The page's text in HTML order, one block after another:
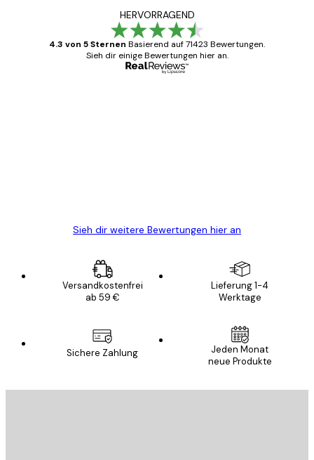
HERVORRAGEND
4.3 von 5 Sternen Basierend auf 71423 Bewertungen.
Sieh dir einige Bewertungen hier an.
Sieh dir weitere Bewertungen hier an
Versandkostenfrei
ab 59 €
Lieferung 1-4
Werktage
Sichere Zahlung
Jeden Monat
neue Produkte